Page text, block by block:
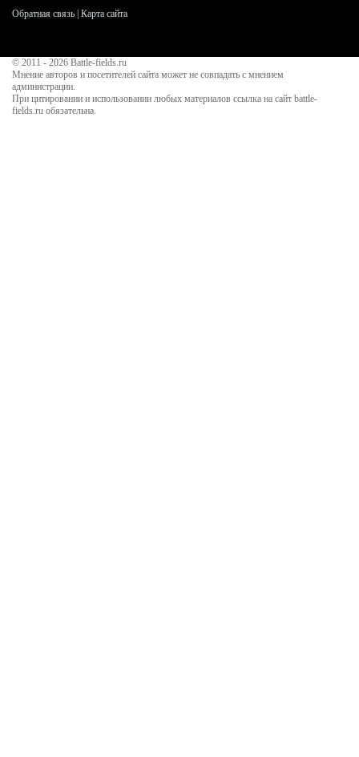
Обратная связь Карта сайта
© 2011 - 2026 Battle-fields.ru
Мнение авторов и посетителей сайта может не совпадать с мнением
администрации.
При цитировании и использовании любых материалов ссылка на сайт battle-
fields.ru обязательна.